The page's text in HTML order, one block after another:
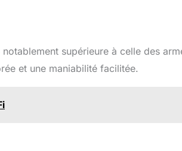
supérieure à celle des
et une maniabilité facilitée.